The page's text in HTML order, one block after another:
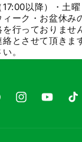
17:00以降）・土
ーク・お盆休み
行っておりませ
とさせて頂きま
。
InstagramYouTube